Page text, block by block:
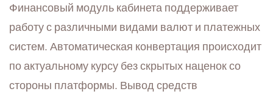
Финансовый модуль кабинета поддерживает
работу с различными видами валют и платежных
систем. Автоматическая конвертация происходит
по актуальному курсу без скрытых наценок со
стороны платформы. Вывод средств